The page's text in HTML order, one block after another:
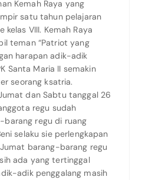
Kemah Raya yang
satu tahun pelajaran
kelas VIII. Kemah Raya
teman “Patriot yang
harapan adik-adik
Santa Maria II semakin
seorang ksatria.
dan Sabtu tanggal 26
regu sudah
barang regu di ruang
selaku sie perlengkapan
barang-barang regu
ada yang tertinggal
adik penggalang masih